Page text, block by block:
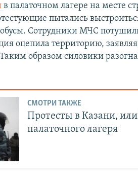
в палаточном лагере на месте
пытались
Сотрудники МЧС
оцепила территорию,
образом силовики
СМОТРИ ТАКЖЕ
Протесты в Казани,
палаточного лагеря